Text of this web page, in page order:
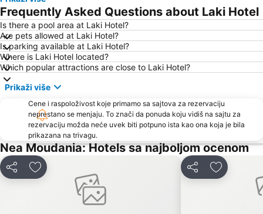
Siviri
Sani Marina
Kriopigi
Chalkidiki deutero podi
Potamos
Plaža Possidi
Fourka
Plastira Kalamaria
Livrohio
Luks Solun
Aristotelov trg
Haniotis Melathron
Aerodrom Makedonija Solun
Ormos Panagias
Nea Krini
Gerakini
Mediterranean Cosmos
Beach Road
Plaža Kalogria
Frequently Asked Questions about Laki Hotel
Is there a pool area at Laki Hotel?
Are pets allowed at Laki Hotel?
Is parking available at Laki Hotel?
Where is Laki Hotel located?
Which popular attractions are close to Laki Hotel?
Prikaži više
Cene i raspoloživost koje primamo sa sajtova za rezervaciju
neprestano se menjaju. To znači da ponuda koju vidiš na sajtu za
rezervaciju možda neće uvek biti potpuno ista kao ona koja je bila
prikazana na trivagu.
Nea Moudania: Hotels sa najboljom ocenom
Deli Dodati u favorite Deli Dodati u